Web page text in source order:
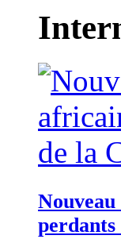
perdants